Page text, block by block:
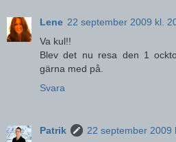
Lene 22 september 2009 kl.
Va kul!!
Blev det nu resa den 1
gärna med på.
Svara
Patrik
22 september 2009